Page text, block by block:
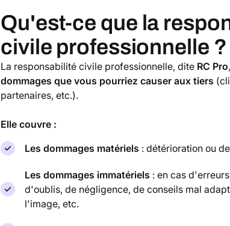
Qu'est-ce que la
civile professionnelle ?
La responsabilité civile professionnelle, dite RC Pro
dommages que vous pourriez causer aux tiers
partenaires, etc.).
Elle couvre :
Les dommages matériels : détérioration ou
Les dommages immatériels : en cas
d'oublis, de négligence, de conseils mal
l'image, etc.